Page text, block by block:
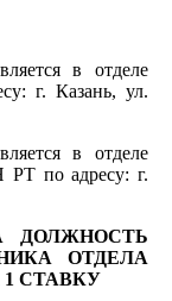
в отделе
г. Казань, ул.
в отделе
РТ по адресу: г.
ДОЛЖНОСТЬ
ОТДЕЛА
СТАВКУ